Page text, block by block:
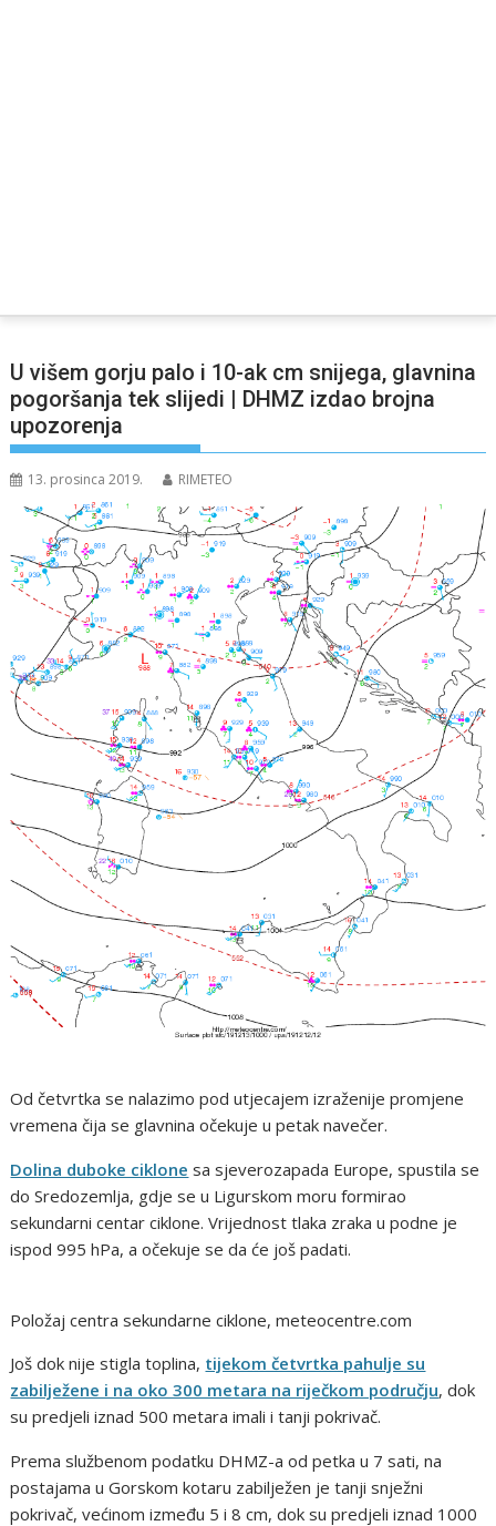
U višem gorju palo i 10-ak cm snijega, glavnina
pogoršanja tek slijedi | DHMZ izdao brojna
upozorenja
13. prosinca 2019. RIMETEO
Od četvrtka se nalazimo pod utjecajem izraženije promjene
vremena čija se glavnina očekuje u petak navečer.
Dolina duboke ciklone sa sjeverozapada Europe, spustila se
do Sredozemlja, gdje se u Ligurskom moru formirao
sekundarni centar ciklone. Vrijednost tlaka zraka u podne je
ispod 995 hPa, a očekuje se da će još padati.
Položaj centra sekundarne ciklone, meteocentre.com
Još dok nije stigla toplina, tijekom četvrtka pahulje su
zabilježene i na oko 300 metara na riječkom području, dok
su predjeli iznad 500 metara imali i tanji pokrivač.
Prema službenom podatku DHMZ-a od petka u 7 sati, na
postajama u Gorskom kotaru zabilježen je tanji snježni
pokrivač, većinom između 5 i 8 cm, dok su predjeli iznad 1000